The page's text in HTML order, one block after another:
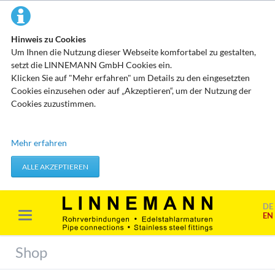
Hinweis zu Cookies
Um Ihnen die Nutzung dieser Webseite komfortabel zu gestalten,
setzt die LINNEMANN GmbH Cookies ein.
Klicken Sie auf "Mehr erfahren" um Details zu den eingesetzten
Cookies einzusehen oder auf „Akzeptieren“, um der Nutzung der
Cookies zuzustimmen.
Technisch erforderliche Cookies
werden verwendet um von Ihnen getätigte Aktionen, wie etwa das
Festlegen Ihrer Datenschutzeinstellungen zu übernehmen.
Erforderliche Cookies akzeptieren
Marketing & Analyse
ausgewertet werden. Das geschieht vor allem mit Cookies und mit
sogenannten Analyseprogrammen. Die Analyse Ihres Surf-
Mehr erfahren
ALLE AKZEPTIEREN
DE
EN
Shop